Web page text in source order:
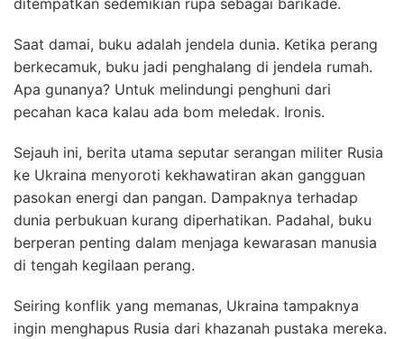
ditempatkan sedemikian rupa sebagai barikade.
Saat damai, buku adalah jendela dunia. Ketika perang
berkecamuk, buku jadi penghalang di jendela rumah.
Apa gunanya? Untuk melindungi penghuni dari
pecahan kaca kalau ada bom meledak. Ironis.
Sejauh ini, berita utama seputar serangan militer Rusia
ke Ukraina menyoroti kekhawatiran akan gangguan
pasokan energi dan pangan. Dampaknya terhadap
dunia perbukuan kurang diperhatikan. Padahal, buku
berperan penting dalam menjaga kewarasan manusia
di tengah kegilaan perang.
Seiring konflik yang memanas, Ukraina tampaknya
ingin menghapus Rusia dari khazanah pustaka mereka.